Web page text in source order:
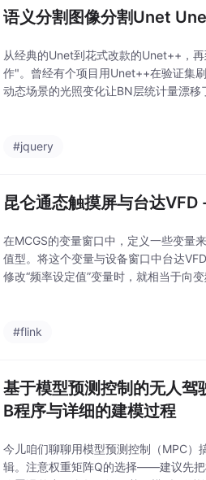
语义分割图像分割Unet
从经典的Unet到花式改款的Unet++，
作"。曾经有个项目用Unet++在验证集
动态场景的光照变化让BN层统计量漂
#jquery
昆仑通态触摸屏与台达
在MCGS的变量窗口中，定义一些变量
值型。将这个变量与设备窗口中台达
修改“频率设定值”变量时，就相当于向
#flink
基于模型预测控制的无人
B程序与详细的建模过程
今儿咱们聊聊用模型预测控制（MPC
辑。注意权重矩阵Q的选择——建议先把